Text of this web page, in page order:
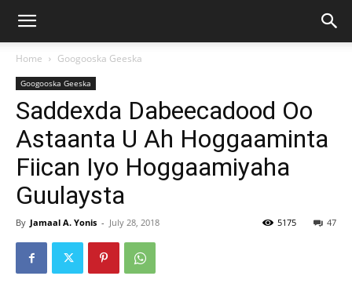
Home Googooska Geeska
Googooska Geeska
Saddexda Dabeecadood Oo
Astaanta U Ah Hoggaaminta
Fiican Iyo Hoggaamiyaha
Guulaysta
By Jamaal A. Yonis - July 28, 2018 47
5175